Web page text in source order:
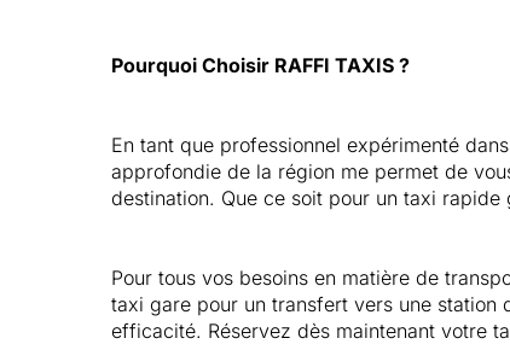
Pourquoi Choisir RAFFI TAXIS ?
En tant que professionnel expérimenté
approfondie de la région me permet de
destination. Que ce soit pour un taxi
Pour tous vos besoins en matière de
taxi gare pour un transfert vers une
efficacité. Réservez dès maintenant votre